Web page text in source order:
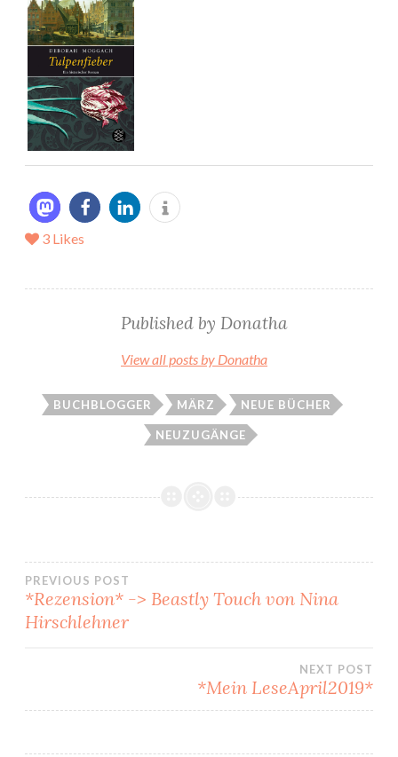
3 Likes
Published by Donatha
View all posts by Donatha
BUCHBLOGGER MÄRZ NEUE BÜCHER
NEUZUGÄNGE
Beitragsnavigation
PREVIOUS POST
*Rezension* -> Beastly Touch von Nina
Hirschlehner
NEXT POST
*Mein LeseApril2019*